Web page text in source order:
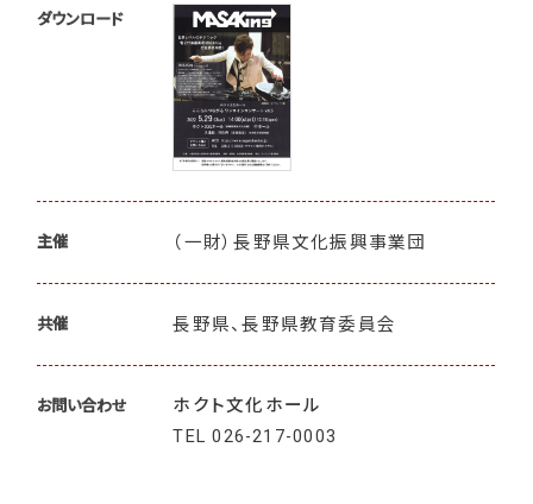
ダウンロード
主催 （一財）長野県文化振興事業団
共催 長野県、長野県教育委員会
お問い合わせ
ホクト文化ホール
TEL026-217-0003